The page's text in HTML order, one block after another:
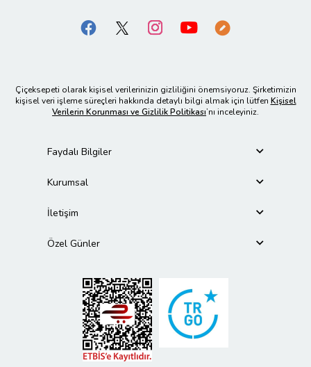
Çiçeksepeti olarak kişisel verilerinizin gizliliğini önemsiyoruz. Şirketimizin
kişisel veri işleme süreçleri hakkında detaylı bilgi almak için lütfen Kişisel
Verilerin Korunması ve Gizlilik Politikası’nı inceleyiniz.
Faydalı Bilgiler
Kurumsal
İletişim
Özel Günler